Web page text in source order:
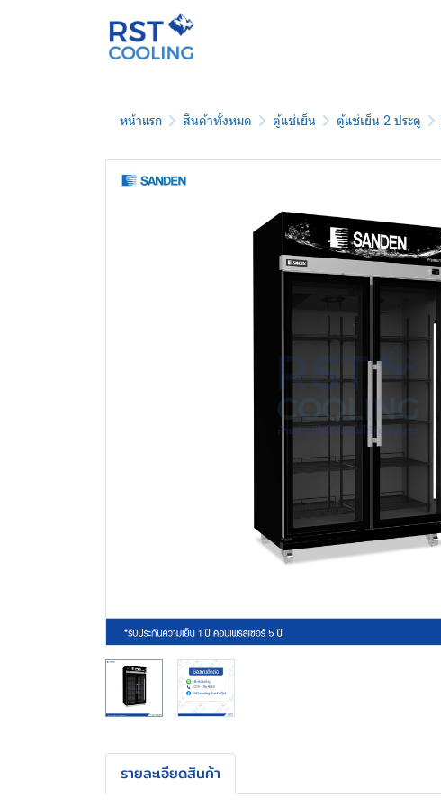
หน้าแรก สินค้าทั้งหมด ตู้แช่เย็น ตู้แช่เย็น 2 ประตู
รายละเอียดสินค้า